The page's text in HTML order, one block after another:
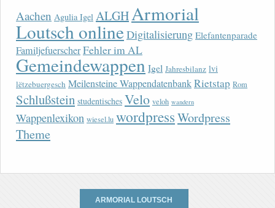
Aachen Agulia Igel ALGH Armorial
Loutsch onlineDigitalisierung Elefantenparade
FamiljefuerscherFehler im AL
Gemeindewappen Igel Jahresbilanz lvi
lëtzebuergesch Meilensteine WappendatenbankRietstap Rom
Schlußstein studentisches Velo veloh wandern
Wappenlexikon wiesel.lu wordpressWordpress
Theme
ARMORIAL LOUTSCH